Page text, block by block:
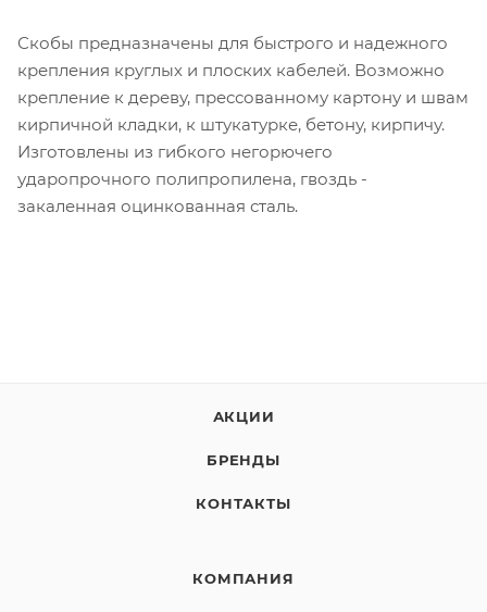
Скобы предназначены для быстрого и надежного
крепления круглых и плоских кабелей. Возможно
крепление к дереву, прессованному картону и швам
кирпичной кладки, к штукатурке, бетону, кирпичу.
Изготовлены из гибкого негорючего
ударопрочного полипропилена, гвоздь -
закаленная оцинкованная сталь.
АКЦИИ
БРЕНДЫ
КОНТАКТЫ
КОМПАНИЯ